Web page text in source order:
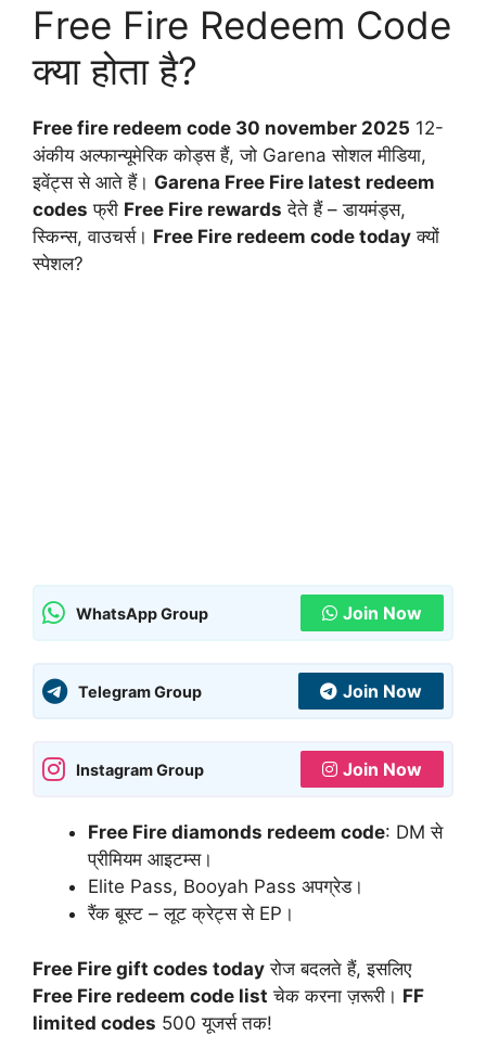
Free Fire Redeem Code
क्या होता है?
Free fire redeem code 30 november 2025 12-
अंकीय अल्फान्यूमेरिक कोड्स हैं, जो Garena सोशल मीडिया,
इवेंट्स से आते हैं। Garena Free Fire latest redeem
codes फ्री Free Fire rewards देते हैं – डायमंड्स,
स्किन्स, वाउचर्स। Free Fire redeem code today क्यों
स्पेशल?
WhatsApp Group Join Now
Telegram Group Join Now
Instagram Group Join Now
Free Fire diamonds redeem code: DM से
प्रीमियम आइटम्स।
Elite Pass, Booyah Pass अपग्रेड।
रैंक बूस्ट – लूट क्रेट्स से EP।
Free Fire gift codes today रोज बदलते हैं, इसलिए
Free Fire redeem code list चेक करना ज़रूरी। FF
limited codes 500 यूजर्स तक!